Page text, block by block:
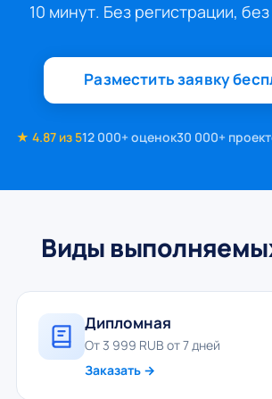
10 минут. Без регистрации,
Разместить заявку
★ 4.87 из 512 000+ оценок30 000+
Виды
Дипломная
От 3 999 RUB от 7 дней
Заказать →